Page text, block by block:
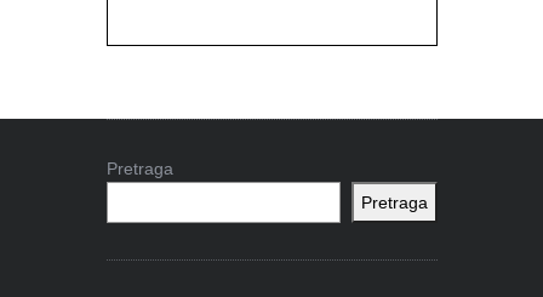
Pretraga
Pretraga